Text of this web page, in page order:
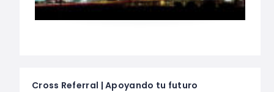
Cross Referral | Apoyando tu futuro